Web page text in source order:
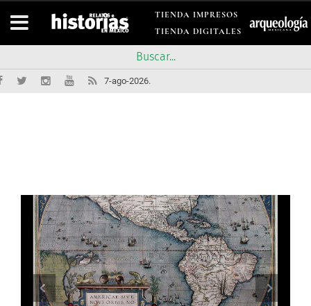
TIENDA IMPRESOS
TIENDA DIGITALES
7-ago-2026.